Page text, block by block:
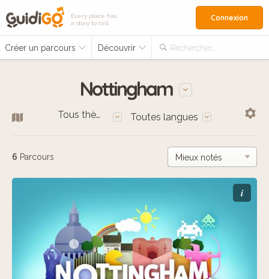
Every place has
a story to tell
Créer un parcours Découvrir Rechercher…
Connexion
Nottingham
Tous thèmes Toutes langues
6 Parcours
i